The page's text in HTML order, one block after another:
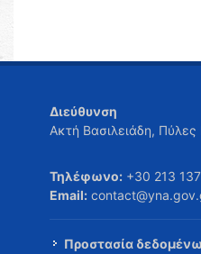
Διεύθυνση
Ακτή Βασιλειάδη,
Τηλέφωνο: +30 213
Email:
Προστασία